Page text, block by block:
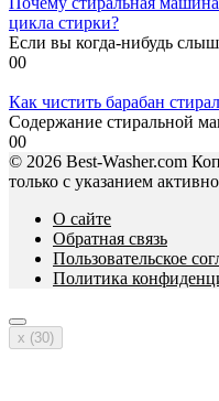
цикла стирки?
Если вы когда-нибудь
00
Как чистить барабан
Содержание стиральной
00
© 2026 Best-Washer.com
только с указанием
О сайте
Обратная связь
Пользовательское
Политика
x (30)